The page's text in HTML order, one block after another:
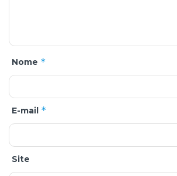
Nome *
E-mail *
Site